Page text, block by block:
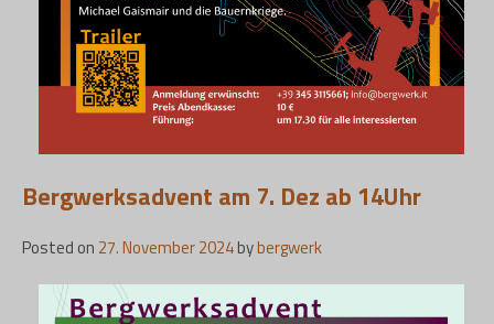
Bergwerksadvent am 7. Dez ab 14Uhr
Posted on 27. November 2024bybergwerk